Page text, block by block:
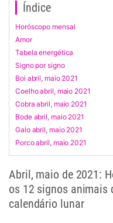
Índice
Horóscopo mensal
Amor
Tabela energética
Signo por signo
Boi abril, maio 2021
Coelho abril, maio 2021
Cobra abril, maio 2021
Bode abril, maio 2021
Galo abril, maio 2021
Porco abril, maio 2021
Abril, maio de 2021:
os 12 signos animais
calendário lunar